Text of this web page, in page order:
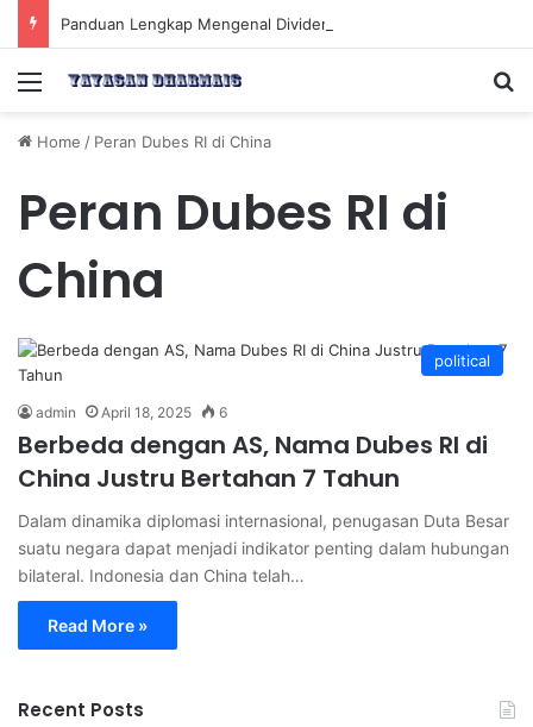
Menu
Home / Peran Dubes RI di China
Peran Dubes RI di
China
political
admin April 18, 2025 6
Berbeda dengan AS, Nama Dubes RI di
China Justru Bertahan 7 Tahun
Dalam dinamika diplomasi internasional, penugasan Duta Besar
suatu negara dapat menjadi indikator penting dalam hubungan
bilateral. Indonesia dan China telah…
Read More »
Recent Posts